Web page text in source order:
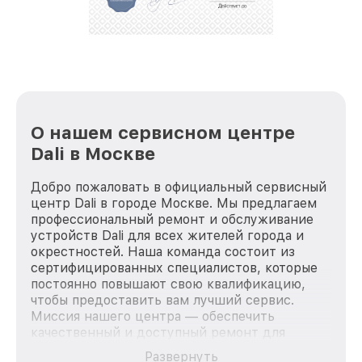
О нашем сервисном центре
Dali в Москве
Добро пожаловать в официальный сервисный
центр Dali в городе Москве. Мы предлагаем
профессиональный ремонт и обслуживание
устройств Dali для всех жителей города и
окрестностей. Наша команда состоит из
сертифицированных специалистов, которые
постоянно повышают свою квалификацию,
чтобы предоставить вам лучший сервис.
Миссия нашего центра — обеспечить
качественный и доступный ремонт для
каждого пользователя продукции Dali, вне
Развернуть